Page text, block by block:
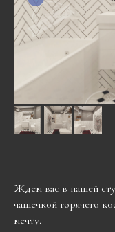
Ждем вас в нашей
чашечкой горячего
мечту.